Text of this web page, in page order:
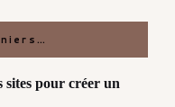
sites pour créer un